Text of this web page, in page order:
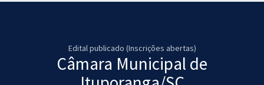
Assinatura Ilimitada
Cursos 20% OFF
Edital publicado (Inscrições abertas)
Câmara Municipal de